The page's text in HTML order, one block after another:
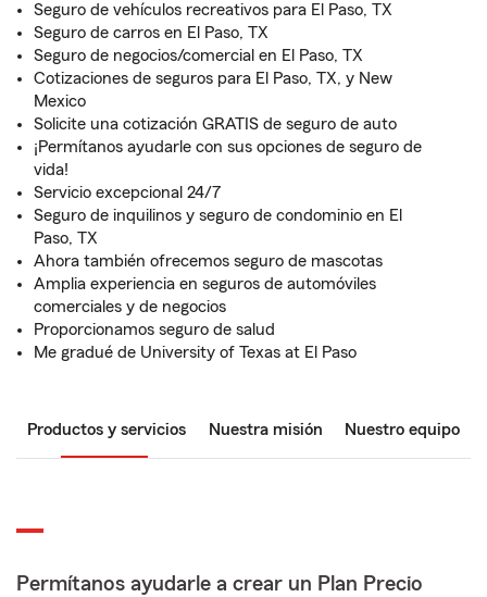
Seguro de vehículos recreativos para El Paso, TX
Seguro de carros en El Paso, TX
Seguro de negocios/comercial en El Paso, TX
Cotizaciones de seguros para El Paso, TX, y New
Mexico
Solicite una cotización GRATIS de seguro de auto
¡Permítanos ayudarle con sus opciones de seguro de
vida!
Servicio excepcional 24/7
Seguro de inquilinos y seguro de condominio en El
Paso, TX
Ahora también ofrecemos seguro de mascotas
Amplia experiencia en seguros de automóviles
comerciales y de negocios
Proporcionamos seguro de salud
Me gradué de University of Texas at El Paso
Productos y servicios Nuestra misión Nuestro equipo
Permítanos ayudarle a crear un Plan Precio